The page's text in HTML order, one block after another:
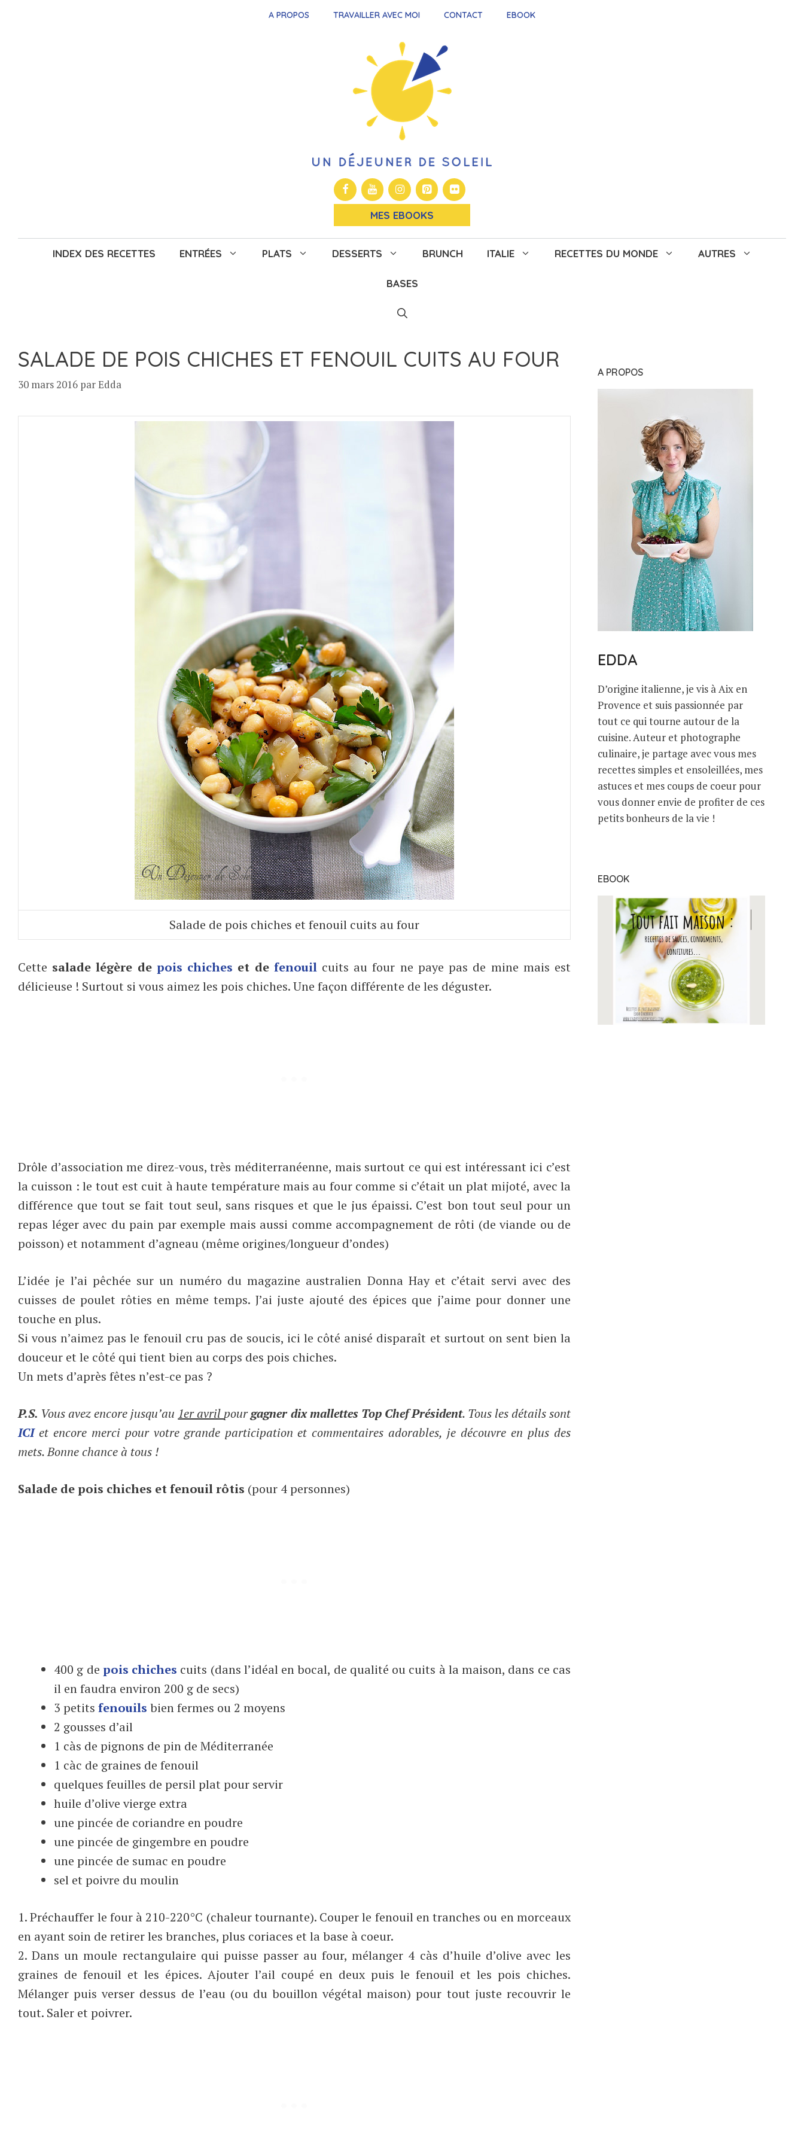
A PROPOS TRAVAILLER AVEC MOI CONTACT EBOOK
MES EBOOKS
INDEX DES RECETTES ENTRÉES PLATS DESSERTS BRUNCH ITALIE RECETTES DU MONDE AUTRES
BASES
SALADE DE POIS CHICHES ET FENOUIL CUITS AU FOUR
30 mars 2016 parEdda
Salade de pois chiches et fenouil cuits au four
Cette salade légère de pois chiches et de fenouil cuits au four ne paye pas de mine mais est
délicieuse ! Surtout si vous aimez les pois chiches. Une façon différente de les déguster.
Drôle d’association me direz-vous, très méditerranéenne, mais surtout ce qui est intéressant ici c’est
la cuisson : le tout est cuit à haute température mais au four comme si c’était un plat mijoté, avec la
différence que tout se fait tout seul, sans risques et que le jus épaissi. C’est bon tout seul pour un
repas léger avec du pain par exemple mais aussi comme accompagnement de rôti (de viande ou de
poisson) et notamment d’agneau (même origines/longueur d’ondes)
L’idée je l’ai pêchée sur un numéro du magazine australien Donna Hay et c’était servi avec des
cuisses de poulet rôties en même temps. J’ai juste ajouté des épices que j’aime pour donner une
touche en plus.
Si vous n’aimez pas le fenouil cru pas de soucis, ici le côté anisé disparaît et surtout on sent bien la
douceur et le côté qui tient bien au corps des pois chiches.
Un mets d’après fêtes n’est-ce pas ?
P.S. Vous avez encore jusqu’au 1er avril pourgagner dix mallettes Top Chef Président. Tous les détails sont
ICIet encore merci pour votre grande participation et commentaires adorables, je découvre en plus des
mets. Bonne chance à tous !
Salade de pois chiches et fenouil rôtis (pour 4 personnes)
400 g de pois chiches cuits (dans l’idéal en bocal, de qualité ou cuits à la maison, dans ce cas
il en faudra environ 200 g de secs)
3 petits fenouils bien fermes ou 2 moyens
2 gousses d’ail
1 càs de pignons de pin de Méditerranée
1 càc de graines de fenouil
quelques feuilles de persil plat pour servir
huile d’olive vierge extra
une pincée de coriandre en poudre
une pincée de gingembre en poudre
une pincée de sumac en poudre
sel et poivre du moulin
1. Préchauffer le four à 210-220°C (chaleur tournante). Couper le fenouil en tranches ou en morceaux
en ayant soin de retirer les branches, plus coriaces et la base à coeur.
2. Dans un moule rectangulaire qui puisse passer au four, mélanger 4 càs d’huile d’olive avec les
graines de fenouil et les épices. Ajouter l’ail coupé en deux puis le fenouil et les pois chiches.
Mélanger puis verser dessus de l’eau (ou du bouillon végétal maison) pour tout juste recouvrir le
tout. Saler et poivrer.
A PROPOS
EDDA
D’origine italienne, je vis à Aix en
Provence et suis passionnée par
tout ce qui tourne autour de la
cuisine. Auteur et photographe
culinaire, je partage avec vous mes
recettes simples et ensoleillées, mes
astuces et mes coups de coeur pour
vous donner envie de profiter de ces
petits bonheurs de la vie !
EBOOK